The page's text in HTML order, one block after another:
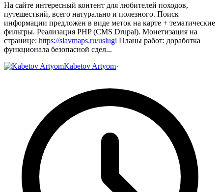
На сайте интересный контент для любителей походов,
путешествий, всего натурально и полезного. Поиск
информации предложен в виде меток на карте + тематические
фильтры. Реализация PHP (CMS Drupal). Монетизация на
странице: https://slavmaps.ru/uslugi Планы работ: доработка
функционала безопасной сдел...
Kabetov Artyom·